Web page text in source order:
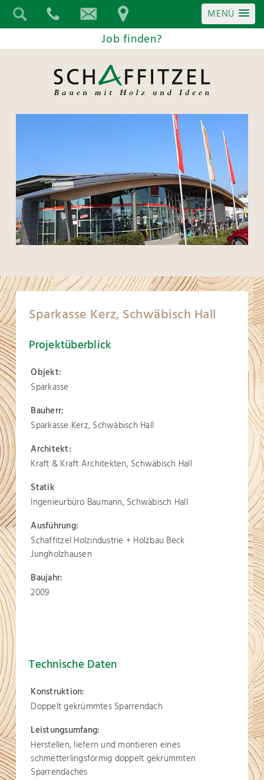
MENÜ
Job finden?
Sparkasse Kerz, Schwäbisch Hall
Projektüberblick
Objekt:
Sparkasse
Bauherr:
Sparkasse Kerz, Schwäbisch Hall
Architekt:
Kraft & Kraft Architekten, Schwäbisch Hall
Statik
Ingenieurbüro Baumann, Schwäbisch Hall
Ausführung:
Schaffitzel Holzindustrie + Holzbau Beck
Jungholzhausen
Baujahr:
2009
Technische Daten
Konstruktion:
Doppelt gekrümmtes Sparrendach
Leistungsumfang:
Herstellen, liefern und montieren eines
schmetterlingsförmig doppelt gekrümmten
Sparrendaches